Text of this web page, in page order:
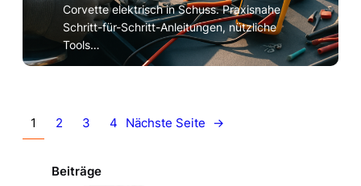
Corvette elektrisch in Schuss. Praxisnahe
Schritt-für-Schritt-Anleitungen, nützliche
Tools…
1 2 3 4 Nächste Seite →
Beiträge